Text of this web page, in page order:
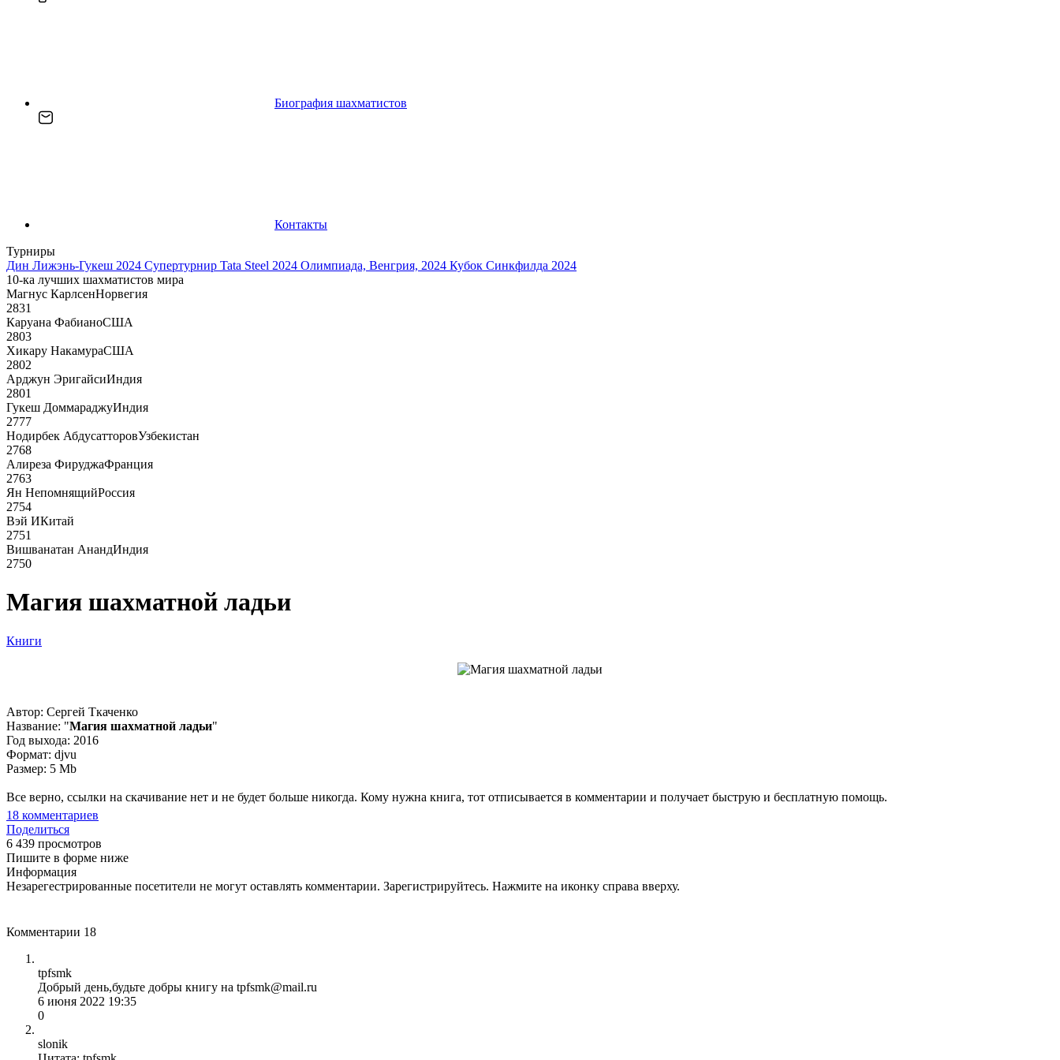
Биография шахматистов
Контакты
Турниры
Дин Лижэнь-Гукеш 2024 Супертурнир Tata Steel 2024 Олимпиада, Венгрия, 2024 Кубок Синкфилда 2024
10-ка лучших шахматистов мира
Магнус КарлсенНорвегия
2831
Каруана ФабианоСША
2803
Хикару НакамураСША
2802
Арджун ЭригайсиИндия
2801
Гукеш ДоммараджуИндия
2777
Нодирбек АбдусатторовУзбекистан
2768
Алиреза ФируджаФранция
2763
Ян НепомнящийРоссия
2754
Вэй ИКитай
2751
Вишванатан АнандИндия
2750
Магия шахматной ладьи
Книги
Автор: Сергей Ткаченко
Название: "Магия шахматной ладьи"
Год выхода: 2016
Формат: djvu
Размер: 5 Mb
Все верно, ссылки на скачивание нет и не будет больше никогда. Кому нужна книга, тот отписывается в комментарии и получает быструю и бесплатную помощь.
18 комментариев
Поделиться
6 439 просмотров
Пишите в форме ниже
Информация
Незарегестрированные посетители не могут оставлять комментарии. Зарегистрируйтесь. Нажмите на иконку справа вверху.
Комментарии 18
tpfsmk
Добрый день,будьте добры книгу на tpfsmk@mail.ru
6 июня 2022 19:35
0
slonik